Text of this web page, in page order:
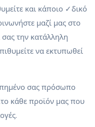
και κάποιο ✓δικό
μαζί μας στο
την κατάλληλη
να εκτυπωθεί
σας πρόσωπο
κάθε προϊόν μας που